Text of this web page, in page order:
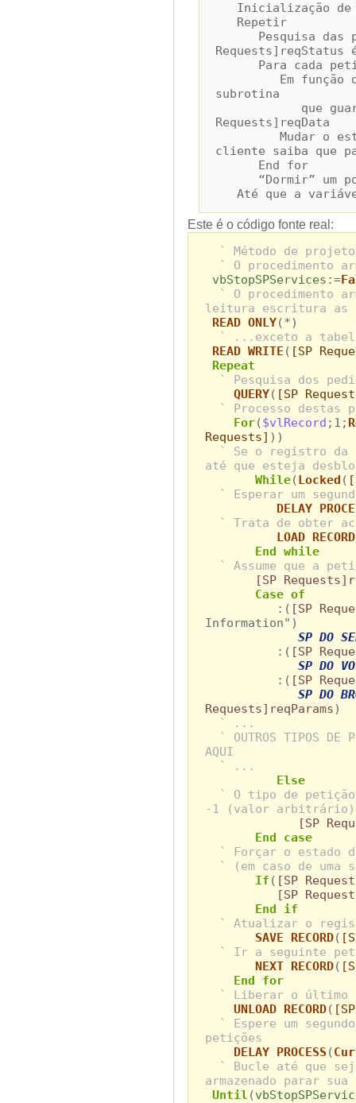
Inicialização de
Repetir
Pesquisa das
Para cada
Em função do
subrotina
que guarde o
Requests]reqData
Mudar o
cliente saiba que
End for
“Dormir” um
Até que a
Este é o código fonte real:
` Método de projeto
` O procedimento
vbStopSPServices :=
` O procedimento
leitura escritura as
READ ONLY(*)
` ...exceto a
READ WRITE ( [SP
Repeat
` Pesquisa dos
QUERY( [SP
` Processo destas
For($vlRecord ;1;
Requests] ))
` Se o registro da
até que esteja
While(Locked (
` Esperar um
DELAY
` Trata de obter
LOAD RECORD
End while
` Assume que a
[SP
Case of
:( [SP
Information")
SP DO
:( [SP
SP DO
:( [SP
SP DO
Requests]reqParams)
` ...
` OUTROS TIPOS DE
AQUI
` ...
Else
` O tipo de
-1 (valor arbitrário)
[SP
End case
` Forçar o estado
` (em caso de
If ( [SP
[SP
End if
` Atualizar o
SAVE RECORD(
` Ir a seguinte
NEXT RECORD(
End for
` Liberar o último
UNLOAD RECORD(
` Espere um
petições
DELAY PROCESS (
` Bucle até que
armazenado parar sua
Until (